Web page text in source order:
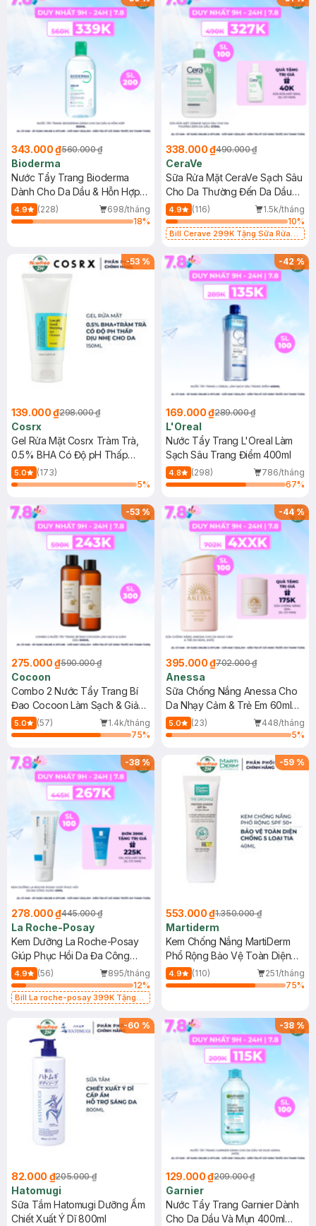
343.000 ₫560.000 ₫
Bioderma
Nước Tẩy Trang Bioderma
Dành Cho Da Dầu & Hỗn Hợp
500ml
4.9 (228)
698/tháng
18%
338.000 ₫490.000 ₫
CeraVe
Sữa Rửa Mặt CeraVe Sạch Sâu
Cho Da Thường Đến Da Dầu
473ml
4.9 (116)
1.5k/tháng
10%
Bill Cerave 299K Tặng Sữa Rửa
-53 %
139.000 ₫298.000 ₫
Cosrx
Gel Rửa Mặt Cosrx Tràm Trà,
0.5% BHA Có Độ pH Thấp
150ml
5.0
(173)
5%
-42%
169.000 ₫289.000 ₫
L'Oreal
Nước Tẩy Trang L'Oreal Làm
Sạch Sâu Trang Điểm 400ml
4.8 (298)
786/tháng
67%
-53%
275.000 ₫590.000 ₫
Cocoon
Combo 2 Nước Tẩy Trang Bí
Đao Cocoon Làm Sạch & Giảm
Dầu 500ml
5.0 (57)
1.4k/tháng
75%
-44%
395.000 ₫702.000 ₫
Anessa
Sữa Chống Nắng Anessa Cho
Da Nhạy Cảm & Trẻ Em 60ml
(Mới)
5.0 (23)
448/tháng
5%
-38%
278.000 ₫445.000 ₫
La Roche-Posay
Kem Dưỡng La Roche-Posay
Giúp Phục Hồi Da Đa Công
Dụng 40ml
4.9 (56)
895/tháng
12%
Bill La roche-posay 399K Tặng
(SL có hạn)
-59 %
553.000 ₫1.350.000 ₫
Martiderm
Kem Chống Nắng MartiDerm
Phổ Rộng Bảo Vệ Toàn Diện
40ml
4.9 (110)
251/tháng
75%
-60 %
82.000 ₫205.000 ₫
Hatomugi
Sữa Tắm Hatomugi Dưỡng Ẩm
Chiết Xuất Ý Dĩ 800ml
-38%
129.000 ₫209.000 ₫
Garnier
Nước Tẩy Trang Garnier Dành
Cho Da Dầu Và Mụn 400ml